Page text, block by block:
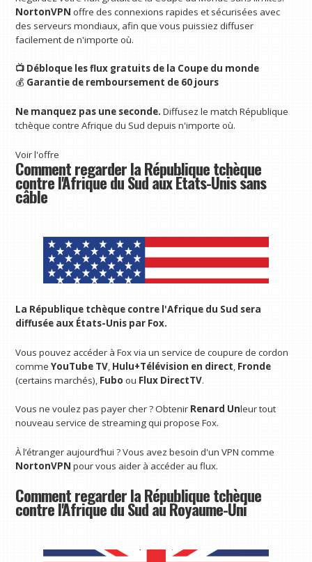
NortonVPN offre des connexions rapides et sécurisées avec
des serveurs mondiaux, afin que vous puissiez diffuser
facilement de n'importe où.
📺 Débloque les flux gratuits de la Coupe du monde
💰 Garantie de remboursement de 60 jours
Ne manquez pas une seconde. Diffusez le match République
tchèque contre Afrique du Sud depuis n'importe où.
Voir l'offre
Comment regarder la République tchèque
contre l'Afrique du Sud aux États-Unis sans
câble
La République tchèque contre l'Afrique du Sud sera
diffusée aux États-Unis par Fox.
Vous pouvez accéder à Fox via un service de coupure de cordon
commeYouTube TV Hulu+Télévision en direct Fronde
(certains marchés), Fubo ou Flux DirectTV.
Vous ne voulez pas payer cher ? Obtenir Renard Unleur tout
nouveau service de streaming qui propose Fox.
À l’étranger aujourd’hui ? Vous avez besoin d'un VPN comme
NortonVPN pour vous aider à accéder au flux.
Comment regarder la République tchèque
contre l'Afrique du Sud au Royaume-Uni